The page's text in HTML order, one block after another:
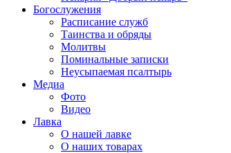
Богослужения
Расписание служб
Таинства и обряды
Молитвы
Поминальные записки
Неусыпаемая псалтырь
Медиа
Фото
Видео
Лавка
О нашей лавке
О наших товарах